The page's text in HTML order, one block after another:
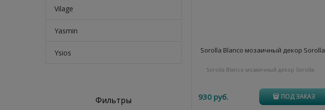
Vilage
Yasmin
Ysios
Фильтры
Sorolla Blanco мозаичный декор Sorolla
Sorolla Blanco мозаичный декор Sorolla
930 руб. ПОД ЗАКАЗ